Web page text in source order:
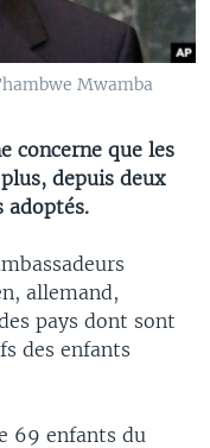
Mwamba
concerne que les
depuis deux
adoptés.
allemand,
pays dont sont
des enfants
69 enfants du